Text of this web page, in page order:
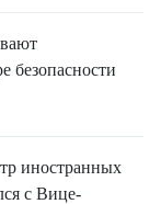
безопасности
иностранных
с Вице-